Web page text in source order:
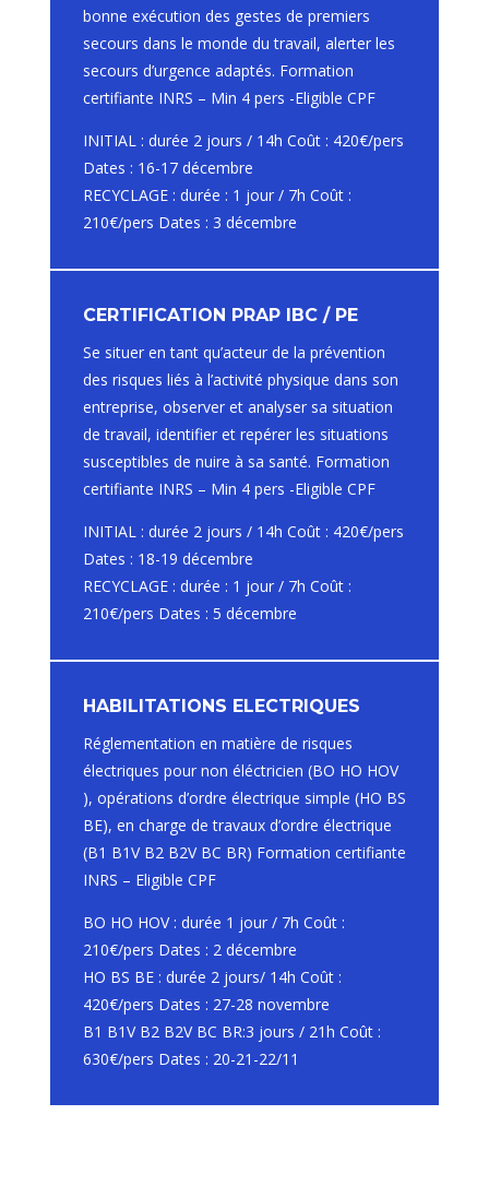
bonne exécution des gestes de premiers
secours dans le monde du travail, alerter les
secours d’urgence adaptés. Formation
certifiante INRS – Min 4 pers -Eligible CPF
INITIAL : durée 2 jours / 14h Coût : 420€/pers
Dates : 16-17 décembre
RECYCLAGE : durée : 1 jour / 7h Coût :
210€/pers Dates : 3 décembre
CERTIFICATION PRAP IBC / PE
Se situer en tant qu’acteur de la prévention
des risques liés à l’activité physique dans son
entreprise, observer et analyser sa situation
de travail, identifier et repérer les situations
susceptibles de nuire à sa santé. Formation
certifiante INRS – Min 4 pers -Eligible CPF
INITIAL : durée 2 jours / 14h Coût : 420€/pers
Dates : 18-19 décembre
RECYCLAGE : durée : 1 jour / 7h Coût :
210€/pers Dates : 5 décembre
HABILITATIONS ELECTRIQUES
Réglementation en matière de risques
électriques pour non éléctricien (BO HO HOV
), opérations d’ordre électrique simple (HO BS
BE), en charge de travaux d’ordre électrique
(B1 B1V B2 B2V BC BR) Formation certifiante
INRS – Eligible CPF
BO HO HOV : durée 1 jour / 7h Coût :
210€/pers Dates : 2 décembre
HO BS BE : durée 2 jours/ 14h Coût :
420€/pers Dates : 27-28 novembre
B1 B1V B2 B2V BC BR:3 jours / 21h Coût :
630€/pers Dates : 20-21-22/11